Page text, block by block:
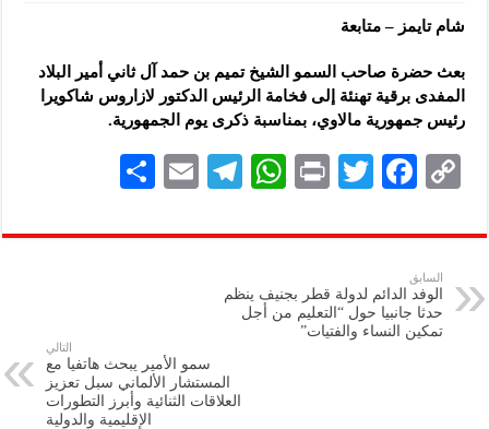
شام تايمز – متابعة
بعث حضرة صاحب السمو الشيخ تميم بن حمد آل ثاني أمير البلاد
المفدى برقية تهنئة إلى فخامة الرئيس الدكتور لازاروس شاكويرا
رئيس جمهورية مالاوي، بمناسبة ذكرى يوم الجمهورية.
C
p
y
Li
n
F
eb
k
T
tt
P
nt
W
at
A
Te
gr
E
ai
ar
السابق
الوفد الدائم لدولة قطر بجنيف ينظم
حدثا جانبيا حول “التعليم من أجل
تمكين النساء والفتيات”
التالي
سمو الأمير يبحث هاتفيا مع
المستشار الألماني سبل تعزيز
العلاقات الثنائية وأبرز التطورات
الإقليمية والدولية